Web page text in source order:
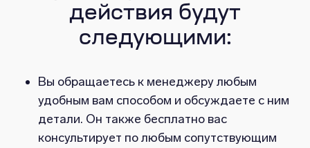
действия будут
следующими:
Вы обращаетесь к менеджеру любым
удобным вам способом и обсуждаете с ним
детали. Он также бесплатно вас
консультирует по любым сопутствующим